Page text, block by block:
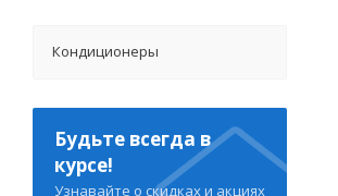
Кондиционеры
Будьте всегда в
курсе!
Узнавайте о скидках и акциях